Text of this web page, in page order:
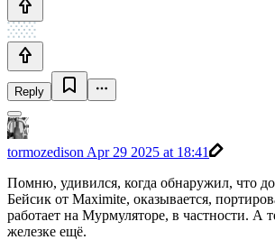
Reply
tormozedison Apr 29 2025 at 18:41
Помню, удивился, когда обнаружил, что
Бейсик от Maximite, оказывается,
работает на Мурмуляторе, в частности. А
железке ещё.